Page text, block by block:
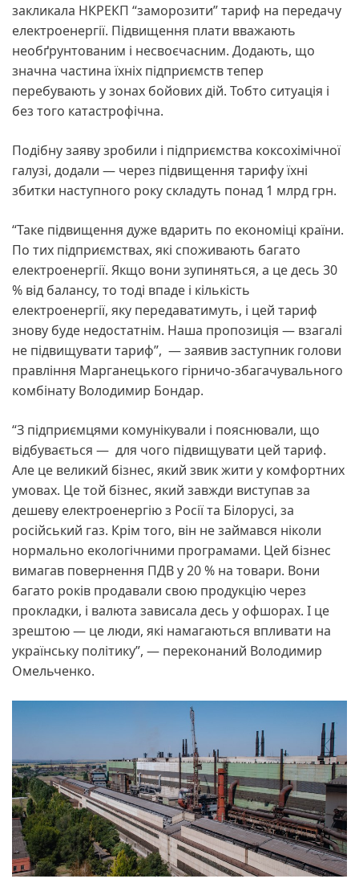
закликала НКРЕКП “заморозити” тариф на передачу
електроенергії. Підвищення плати вважають
необґрунтованим і несвоєчасним. Додають, що
значна частина їхніх підприємств тепер
перебувають у зонах бойових дій. Тобто ситуація і
без того катастрофічна.
Подібну заяву зробили і підприємства коксохімічної
галузі, додали — через підвищення тарифу їхні
збитки наступного року складуть понад 1 млрд грн.
“Таке підвищення дуже вдарить по економіці країни.
По тих підприємствах, які споживають багато
електроенергії. Якщо вони зупиняться, а це десь 30
% від балансу, то тоді впаде і кількість
електроенергії, яку передаватимуть, і цей тариф
знову буде недостатнім. Наша пропозиція — взагалі
не підвищувати тариф”, — заявив заступник голови
правління Марганецького гірничо-збагачувального
комбінату Володимир Бондар.
“З підприємцями комунікували і пояснювали, що
відбувається — для чого підвищувати цей тариф.
Але це великий бізнес, який звик жити у комфортних
умовах. Це той бізнес, який завжди виступав за
дешеву електроенергію з Росії та Білорусі, за
російський газ. Крім того, він не займався ніколи
нормально екологічними програмами. Цей бізнес
вимагав повернення ПДВ у 20 % на товари. Вони
багато років продавали свою продукцію через
прокладки, і валюта зависала десь у офшорах. І це
зрештою — це люди, які намагаються впливати на
українську політику”, — переконаний Володимир
Омельченко.